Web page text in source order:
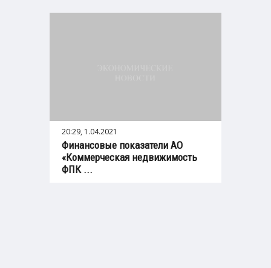
20:29, 1.04.2021
Финансовые показатели АО
«Коммерческая недвижимость
ФПК ...